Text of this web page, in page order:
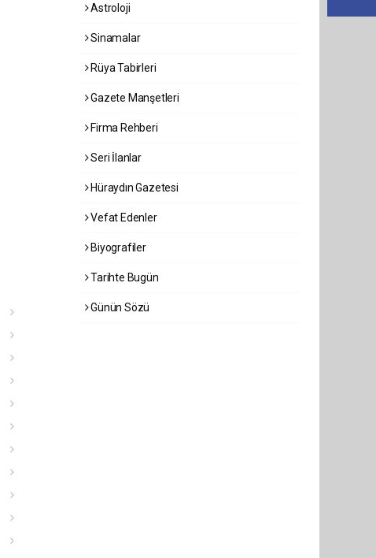
Astroloji
Sinamalar
Rüya Tabirleri
Gazete Manşetleri
Firma Rehberi
Seri İlanlar
Hüraydın Gazetesi
Vefat Edenler
Biyografiler
Tarihte Bugün
Günün Sözü